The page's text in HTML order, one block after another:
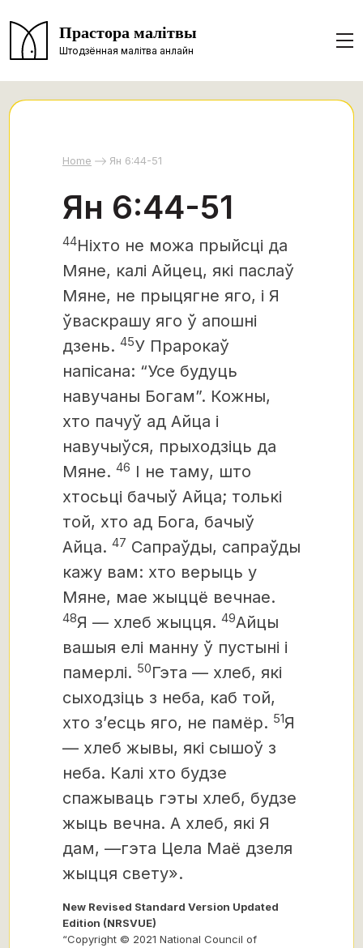
Прастора малітвы
Штодзённая малітва анлайн
Home Ян 6:44-51
Ян 6:44-51
44Ніхто не можа прыйсці да
Мяне, калі Айцец, які паслаў
Мяне, не прыцягне яго, і Я
ўваскрашу яго ў апошні
дзень. 45У Прарокаў
напісана: “Усе будуць
навучаны Богам”. Кожны,
хто пачуў ад Айца і
навучыўся, прыходзіць да
Мяне. 46 І не таму, што
хтосьці бачыў Айца; толькі
той, хто ад Бога, бачыў
Айца. 47 Сапраўды, сапраўды
кажу вам: хто верыць у
Мяне, мае жыццё вечнае.
48Я — хлеб жыцця. 49Айцы
вашыя елі манну ў пустыні і
памерлі. 50Гэта — хлеб, які
сыходзіць з неба, каб той,
хто з’есць яго, не памёр. 51Я
— хлеб жывы, які сышоў з
неба. Калі хто будзе
спажываць гэты хлеб, будзе
жыць вечна. А хлеб, які Я
дам, —гэта Цела Маё дзеля
жыцця свету».
New Revised Standard Version Updated
Edition (NRSVUE)
“Copyright © 2021 National Council of